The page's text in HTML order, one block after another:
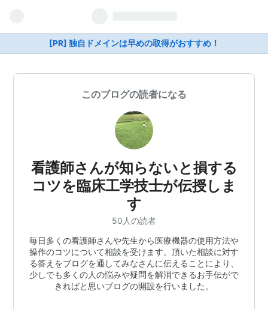
[PR] 独自ドメインは早めの取得がおすすめ！
このブログの読者になる
看護師さんが知らないと損する
コツを臨床工学技士が伝授しま
す
50人の読者
毎日多くの看護師さんや先生から医療機器の使用方法や
操作のコツについて相談を受けます。頂いた相談に対す
る答えをブログを通してみなさんに伝えることにより、
少しでも多くの人の悩みや疑問を解消できるお手伝がで
きればと思いブログの開設を行いました。